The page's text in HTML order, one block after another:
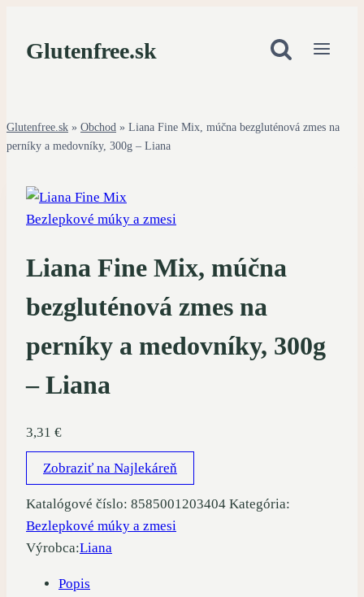
content
Glutenfree.sk
Glutenfree.sk » Obchod » Liana Fine Mix, múčna bezgluténová zmes na
perníky a medovníky, 300g – Liana
Bezlepkové múky a zmesi
Liana Fine Mix, múčna
bezgluténová zmes na
perníky a medovníky, 300g
– Liana
3,31 €
Zobraziť na Najlekáreň
Katalógové číslo: 8585001203404 Kategória:
Bezlepkové múky a zmesi
Výrobca:Liana
Popis